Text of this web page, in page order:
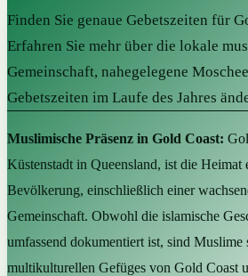
Finden Sie genaue Gebetszeiten für
Erfahren Sie mehr über die lokale
Gemeinschaft, nahegelegene
Gebetszeiten im Laufe des Jahres
Muslimische Präsenz in Gold Coast:
Küstenstadt in Queensland, ist die Heimat
Bevölkerung, einschließlich einer
Gemeinschaft. Obwohl die islamische
umfassend dokumentiert ist, sind Muslime
multikulturellen Gefüges von Gold Coast